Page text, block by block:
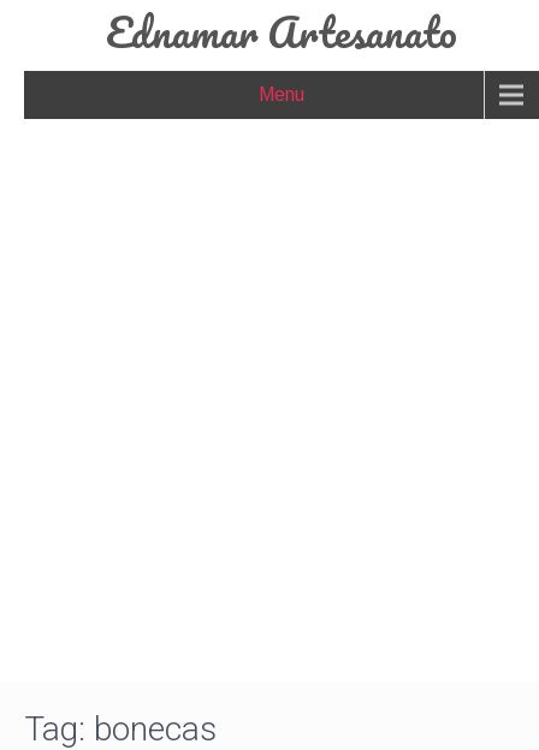
Ednamar Artesanato
Menu
Tag: bonecas